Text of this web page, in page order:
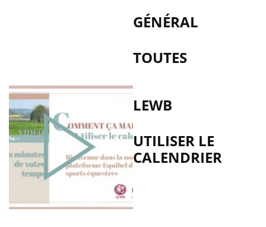
GÉNÉRAL
TOUTES
LEWB
UTILISER LE
CALENDRIER